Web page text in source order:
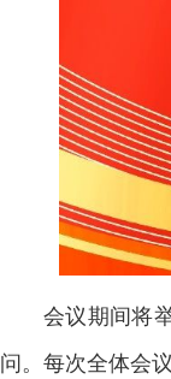
会议期间将
问。每次全体会